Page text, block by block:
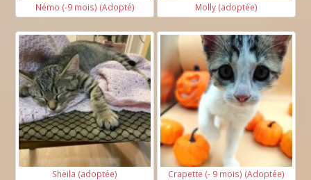
Némo (-9 mois) (Adopté) Molly (adoptée)
Sheila (adoptée) Crapette (- 9 mois) (Adoptée)